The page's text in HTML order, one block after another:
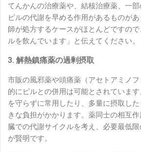
てんかんの治療薬や、結核治療薬、一部
ピルの代謝を早める作用があるものが
師が処方するケースがほとんどですの
ルを飲んでいます」と伝えてください。
3. 解熱鎮痛薬の過剰摂取
市販の風邪薬や頭痛薬（アセトアミノ
的にピルとの併用は可能とされていま
を守らずに常用したり、多量に摂取し
きな負担がかかります。薬同士の相互
臓での代謝サイクルを考え、必要最低
が賢明です。